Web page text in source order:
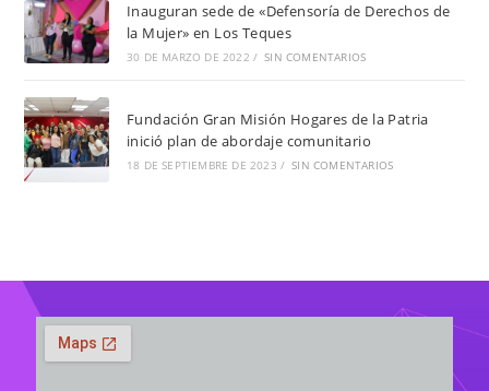
Inauguran sede de «Defensoría de Derechos de
la Mujer» en Los Teques
30 DE MARZO DE 2022 / SIN COMENTARIOS
Fundación Gran Misión Hogares de la Patria
inició plan de abordaje comunitario
18 DE SEPTIEMBRE DE 2023 / SIN COMENTARIOS